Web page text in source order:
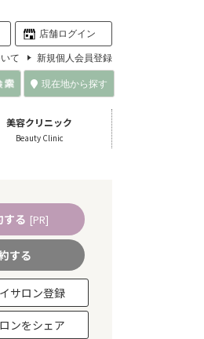
店舗ログイン
て 新規個人会員登録
現在地から探す
美容クリニック
Beauty Clinic
する [PR]
する
サロン登録
ンをシェア